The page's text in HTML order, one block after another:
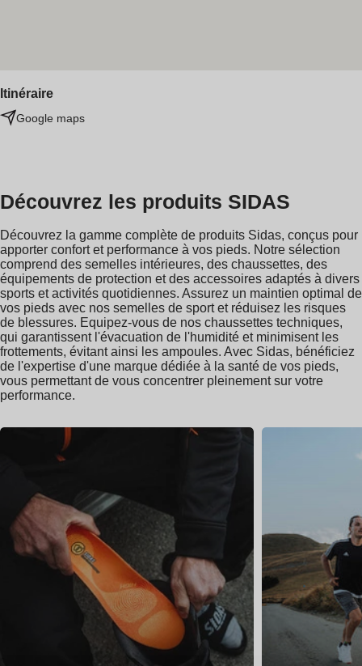
Itinéraire
Google maps
Découvrez les produits SIDAS
Découvrez la gamme complète de produits Sidas, conçus pour
apporter confort et performance à vos pieds. Notre sélection
comprend des semelles intérieures, des chaussettes, des
équipements de protection et des accessoires adaptés à divers
sports et activités quotidiennes. Assurez un maintien optimal de
vos pieds avec nos semelles de sport et réduisez les risques
de blessures. Equipez-vous de nos chaussettes techniques,
qui garantissent l'évacuation de l'humidité et minimisent les
frottements, évitant ainsi les ampoules. Avec Sidas, bénéficiez
de l'expertise d'une marque dédiée à la santé de vos pieds,
vous permettant de vous concentrer pleinement sur votre
performance.